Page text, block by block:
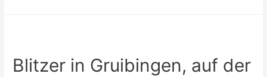
Blitzer in Gruibingen, auf der